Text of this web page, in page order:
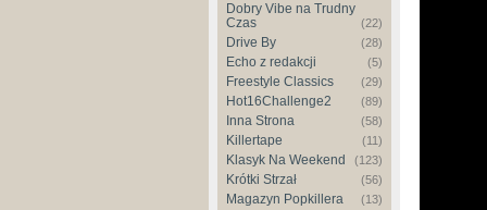
Dobry Vibe na Trudny
Czas
(22)
Drive By (28)
Echo z redakcji (5)
Freestyle Classics (29)
Hot16Challenge2 (89)
Inna Strona (58)
Killertape (11)
Klasyk Na Weekend (123)
Krótki Strzał (56)
Magazyn Popkillera (13)